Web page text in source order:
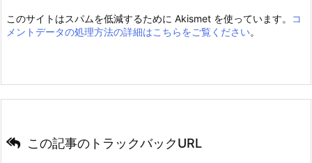
このサイトはスパムを低減するために Akismet を使っています。
コ
メントデータの処理方法の詳細はこちらをご覧ください。
この記事のトラックバックURL